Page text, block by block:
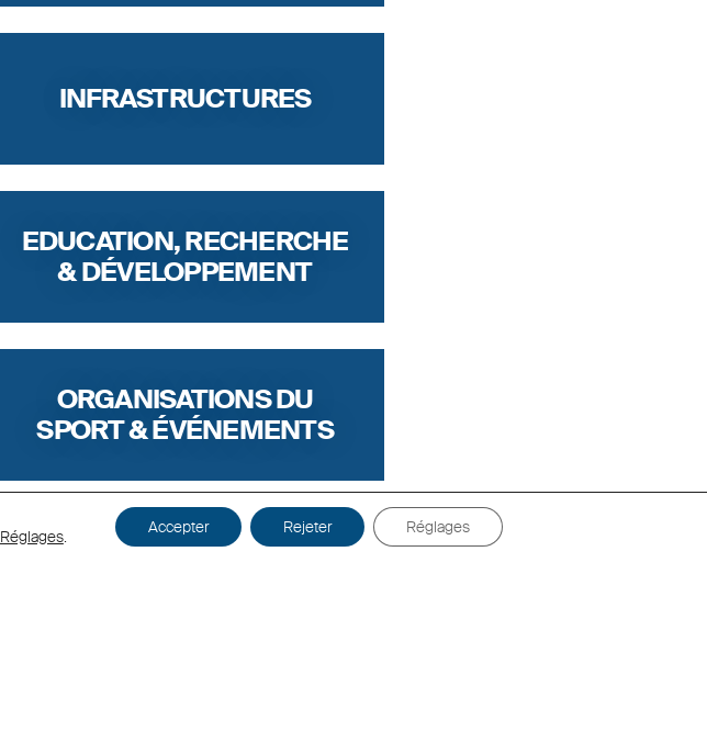
INFRASTRUCTURES
EDUCATION, RECHERCHE
& DÉVELOPPEMENT
ORGANISATIONS DU
SPORT & ÉVÉNEMENTS
Réglages. Accepter Rejeter Réglages